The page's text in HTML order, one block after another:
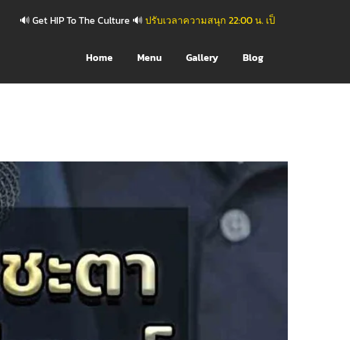
Get HIP To The Culture🔊ปรับเวลาความสนุก 22:00 น. เป็นต้นไป
Home Menu Gallery Blog